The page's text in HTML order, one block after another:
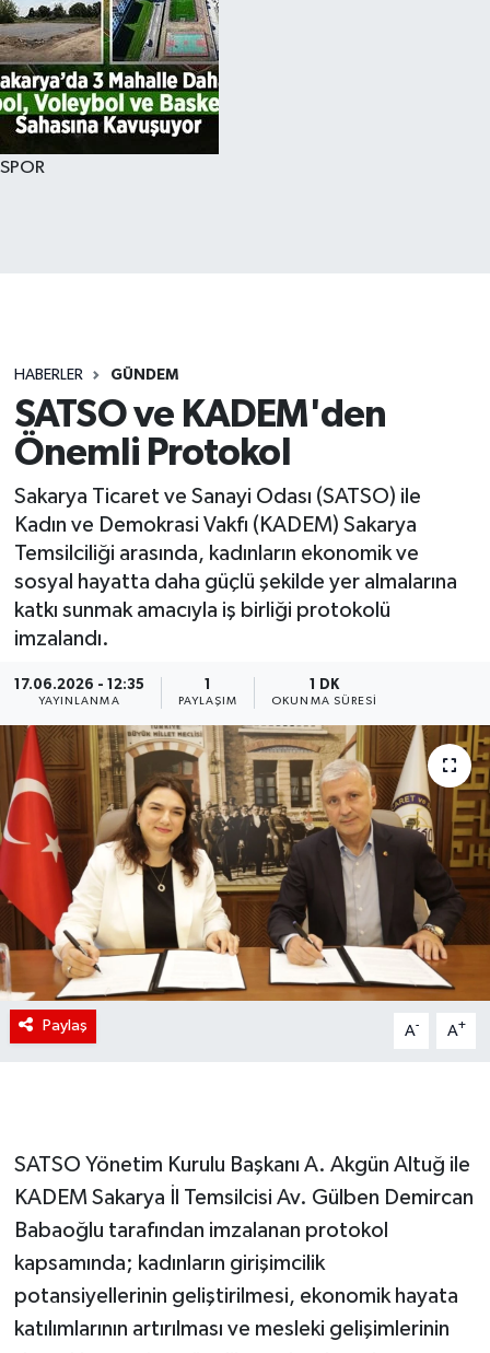
SPOR
HABERLER GÜNDEM
SATSO ve KADEM'den
Önemli Protokol
Sakarya Ticaret ve Sanayi Odası (SATSO) ile
Kadın ve Demokrasi Vakfı (KADEM) Sakarya
Temsilciliği arasında, kadınların ekonomik ve
sosyal hayatta daha güçlü şekilde yer almalarına
katkı sunmak amacıyla iş birliği protokolü
imzalandı.
17.06.2026 - 12:35
YAYINLANMA PAYLAŞIM
1 DK
OKUNMA SÜRESI
Paylaş A- A+
SATSO Yönetim Kurulu Başkanı A. Akgün Altuğ ile
KADEM Sakarya İl Temsilcisi Av. Gülben Demircan
Babaoğlu tarafından imzalanan protokol
kapsamında; kadınların girişimcilik
potansiyellerinin geliştirilmesi, ekonomik hayata
katılımlarının artırılması ve mesleki gelişimlerinin